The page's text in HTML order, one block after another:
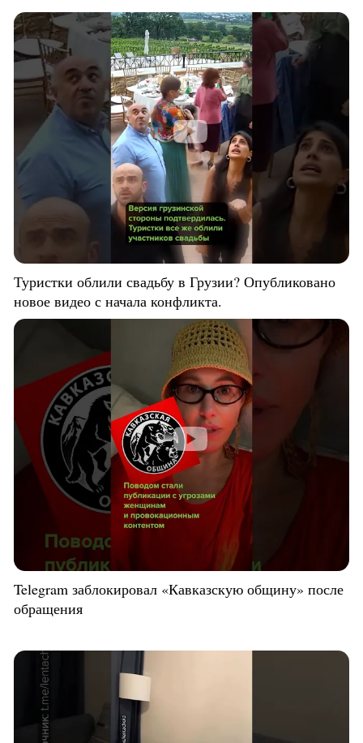
Туристки облили свадьбу в Грузии? Опубликовано
новое видео с начала конфликта.
Telegram заблокировал «Кавказскую общину» после
обращения